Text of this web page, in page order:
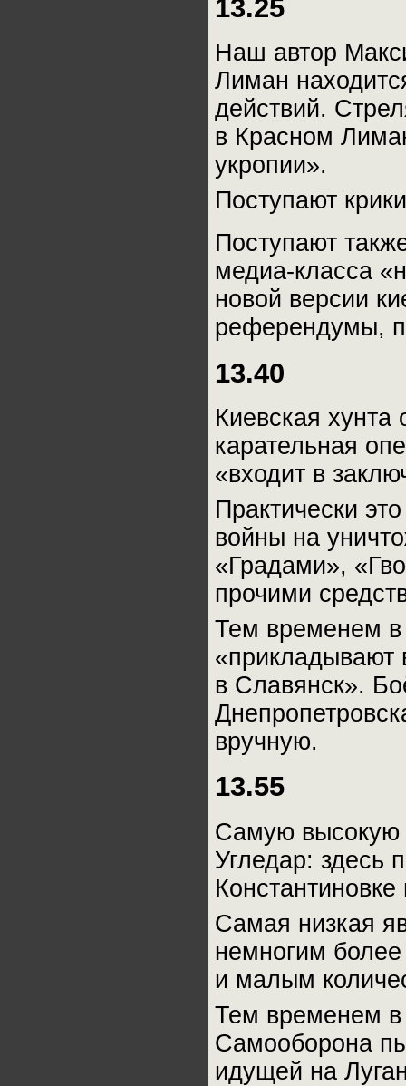
13.25
Наш автор
Лиман
действий.
в Красном
укропии».
Поступают
Поступают
медиа-класса
новой версии
референдумы,
13.40
Киевская
карательная
«входит в
Практически
войны на
«Градами»,
прочими
Тем временем в
«прикладывают
в Славянск».
вручную.
13.55
Самую высокую
Угледар: здесь
Самая низкая
немногим
и малым
Тем временем в
Самооборона
идущей на